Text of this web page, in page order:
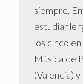
siempre.
estudiar
los cinco
Música de
(Valencia)